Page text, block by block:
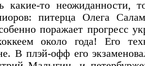
какие-то неожиданности,
питерца Олега
поражает прогресс
около года! Его
В плэй-офф его